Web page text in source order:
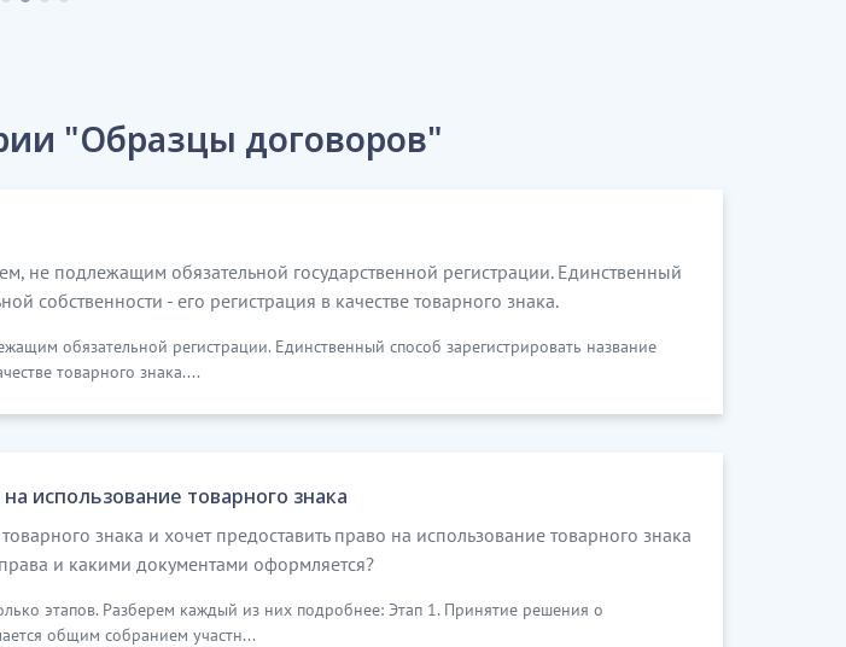
"Образцы договоров"
не подлежащим обязательной государственной регистрации. Единственный
собственности - его регистрация в качестве товарного знака.
обязательной регистрации. Единственный способ зарегистрировать название
товарного знака....
использование товарного знака
знака и хочет предоставить право на использование товарного знака
и какими документами оформляется?
этапов. Разберем каждый из них подробнее: Этап 1. Принятие решения о
общим собранием участн...